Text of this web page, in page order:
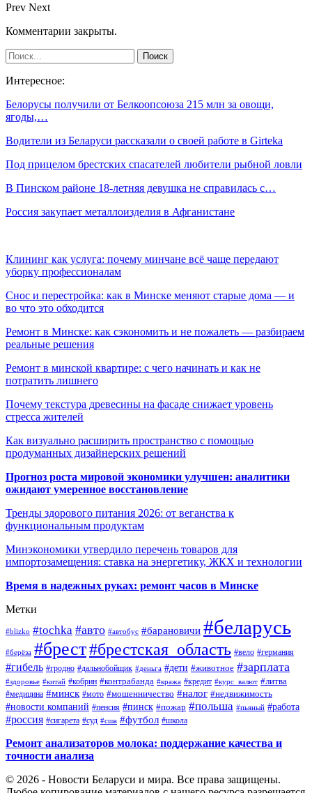
Prev Next
Комментарии закрыты.
Интересное:
Белорусы получили от Белкоопсоюза 215 млн за овощи,
ягоды,…
Водители из Беларуси рассказали о своей работе в Girteka
Под прицелом брестских спасателей любители рыбной ловли
В Пинском районе 18-летняя девушка не справилась с…
Россия закупает металлоизделия в Афганистане
Клининг как услуга: почему минчане всё чаще передают
уборку профессионалам
Снос и перестройка: как в Минске меняют старые дома — и
во что это обходится
Ремонт в Минске: как сэкономить и не пожалеть — разбираем
реальные решения
Ремонт в минской квартире: с чего начинать и как не
потратить лишнего
Почему текстура древесины на фасаде снижает уровень
стресса жителей
Как визуально расширить пространство с помощью
продуманных дизайнерских решений
Прогноз роста мировой экономики улучшен: аналитики
ожидают умеренное восстановление
Тренды здорового питания 2026: от веганства к
функциональным продуктам
Минэкономики утвердило перечень товаров для
импортозамещения: ставка на энергетику, ЖКХ и технологии
Время в надежных руках: ремонт часов в Минске
Метки
#blizko #tochka #авто #автобус #барановичи #беларусь
#берёза #брест#брестская_область #вело #германия
#гибель #гродно #дальнобойщик #деньга #дети #животное #зарплата
#здоровье #китай #кобрин #контрабанда #кража #кредит #курс_валют #литва
#медицина #минск #мото #мошенничество #налог #недвижимость
#новости компаний #пенсия #пинск #пожар #польша #пьяный #работа
#россия #сигарета #суд #сша #футбол #школа
Ремонт анализаторов молока: поддержание качества и
точности анализа
© 2026 - Новости Беларуси и мира. Все права защищены.